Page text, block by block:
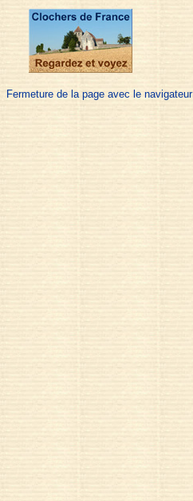
Fermeture de la page avec le navigateur